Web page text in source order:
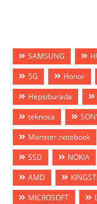
SAMSUNG
5G
Honor
Hepsiburada
teknosa
Monster.notebook
SSD
NOKIA
AMD
MİCROSOFT